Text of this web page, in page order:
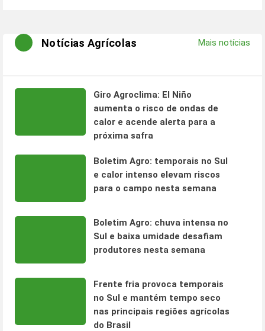
Notícias Agrícolas Mais notícias
Giro Agroclima: El Niño
aumenta o risco de ondas de
calor e acende alerta para a
próxima safra
Boletim Agro: temporais no Sul
e calor intenso elevam riscos
para o campo nesta semana
Boletim Agro: chuva intensa no
Sul e baixa umidade desafiam
produtores nesta semana
Frente fria provoca temporais
no Sul e mantém tempo seco
nas principais regiões agrícolas
do Brasil